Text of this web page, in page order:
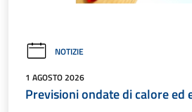
NOTIZIE
1 AGOSTO 2026
Previsioni ondate di calore ed